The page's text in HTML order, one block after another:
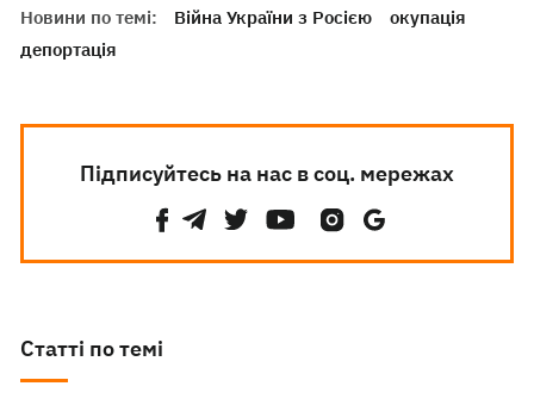
Новини по темі: Війна України з Росією
окупація
депортація
Підписуйтесь на нас в соц. мережах
Статті по темі